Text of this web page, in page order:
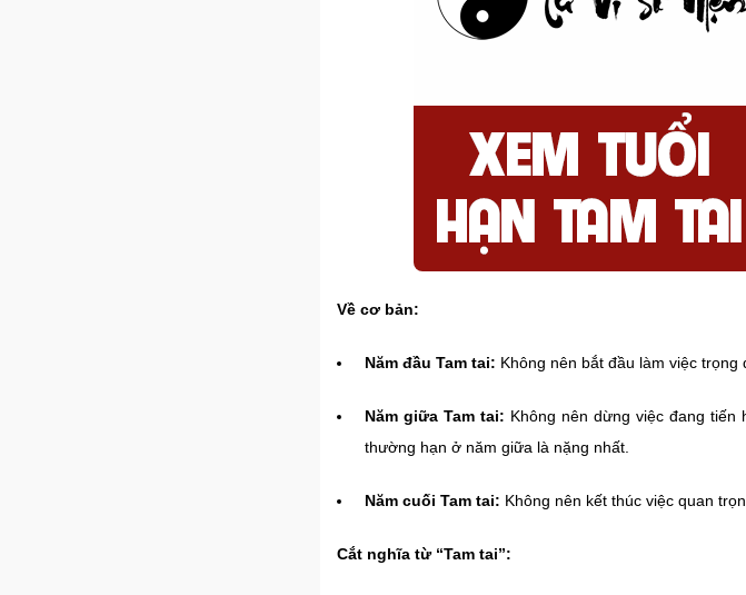
Về cơ bản:
Năm đầu Tam tai: Không nên bắt đầu làm việc trọng
Năm giữa Tam tai: Không nên dừng việc đang
thường hạn ở năm giữa là nặng nhất.
Năm cuối Tam tai: Không nên kết thúc việc quan
Cắt nghĩa từ “Tam tai”: